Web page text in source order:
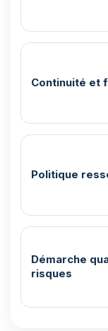
Continuité et
Politique
Démarche
risques